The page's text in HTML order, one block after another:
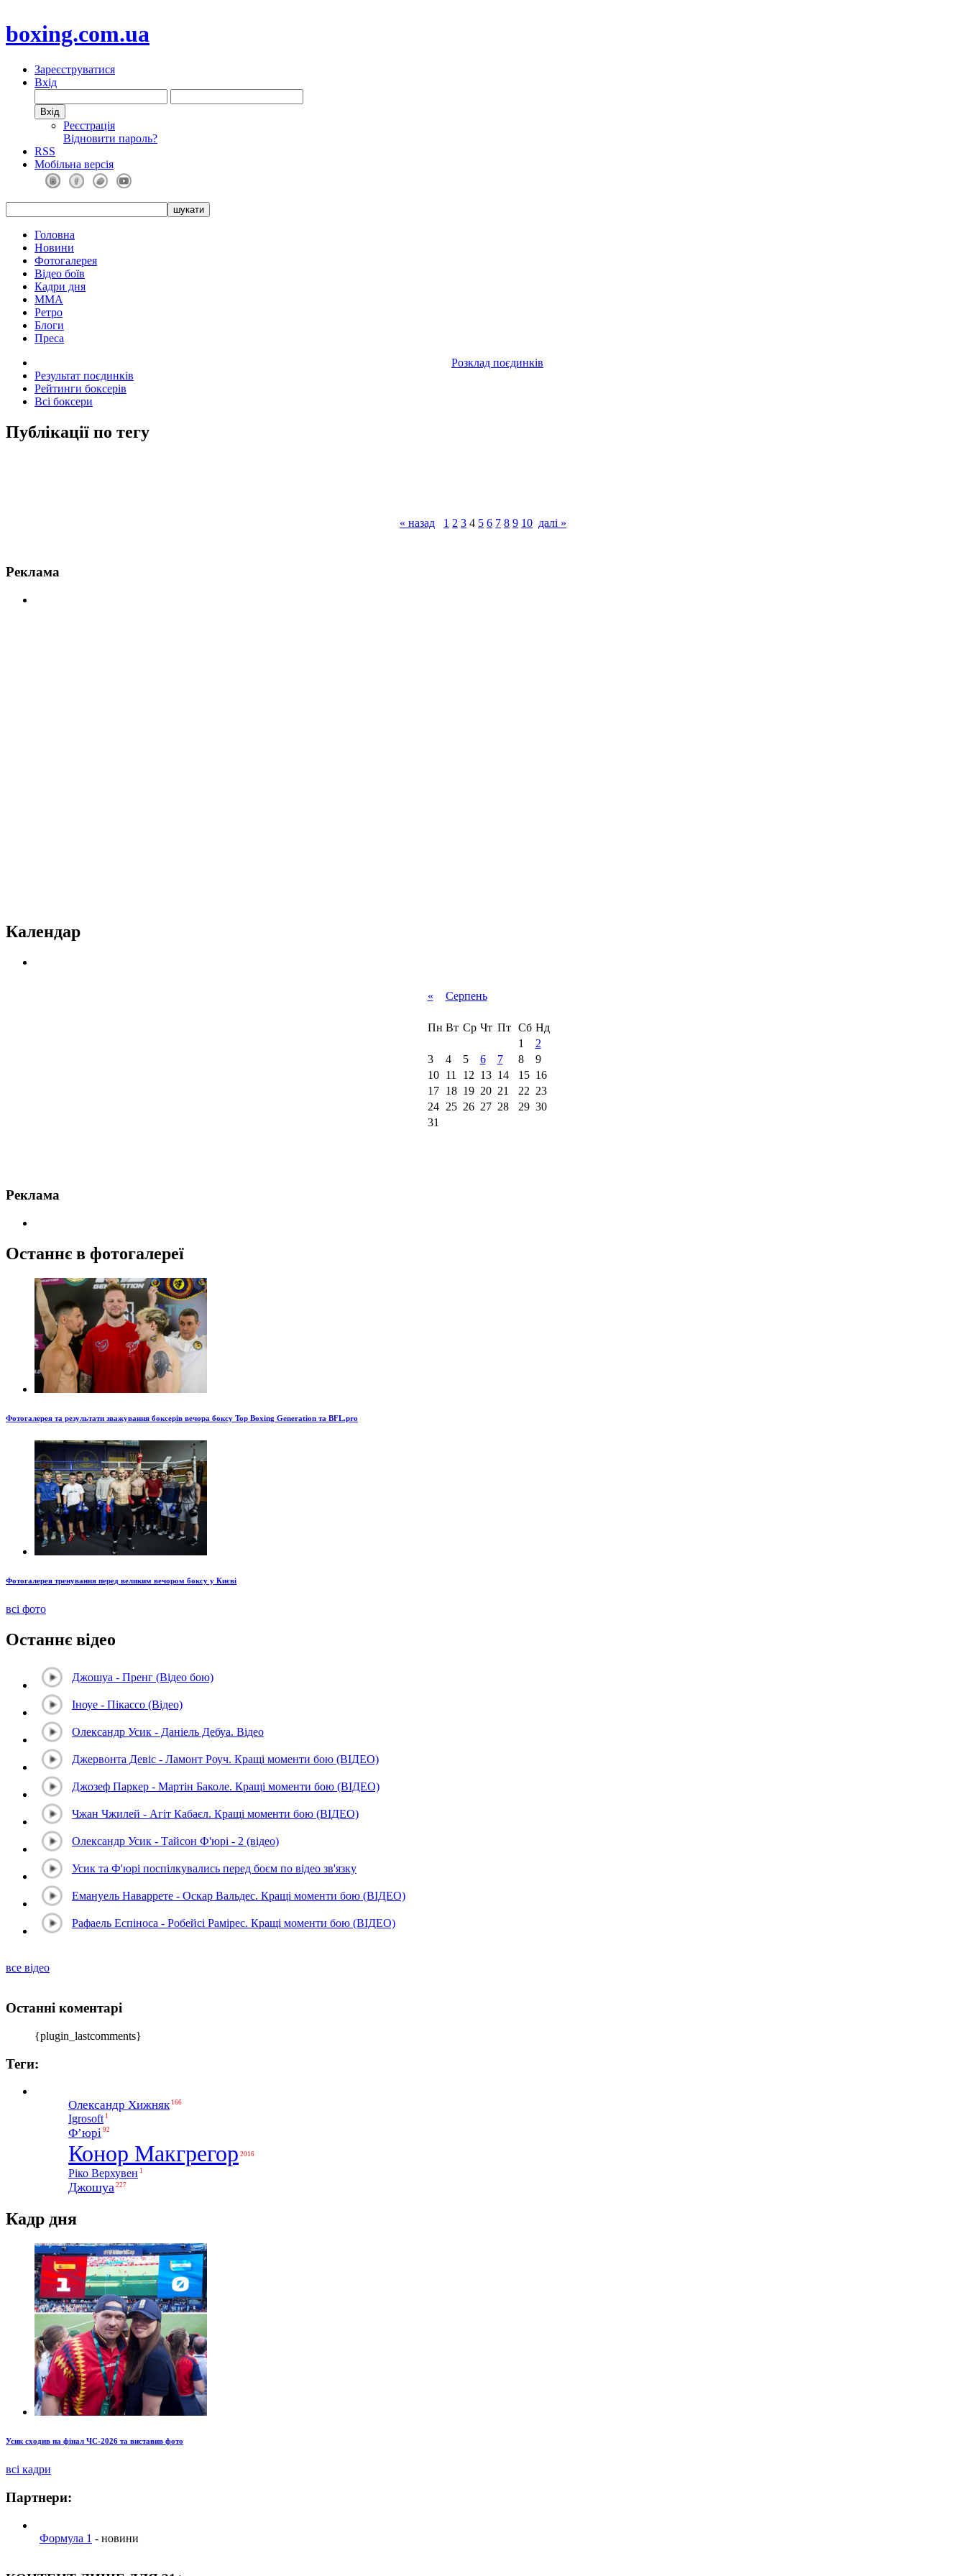
boxing.com.ua
Зареєструватися
Вхід
Реєстрація
Відновити пароль?
RSS
Мобільна версія
Головна
Новини
Фотогалерея
Відео боїв
Кадри дня
ММА
Ретро
Блоги
Преса
Розклад поєдинків
Результат поєдинків
Рейтинги боксерів
Всі боксери
Публікації по тегу
« назад 1 2 3 4 5 6 7 8 9 10 далі »
Реклама
Календар
« Серпень
Пн Вт Ср Чт Пт Сб Нд
1
2
3
4 5 6 7 8
9
10
11 12 13 14 15 16
17
18 19 20 21 22 23
24
25 26 27 28 29 30
31
Реклама
Останнє в фотогалереї
Фотогалерея та результати зважування боксерів вечора боксу Top Boxing Generation та BFL.pro
Фотогалерея тренування перед великим вечором боксу у Києві
всі фото
Останнє відео
Джошуа - Пренг (Відео бою)
Іноуе - Пікассо (Відео)
Олександр Усик - Даніель Дебуа. Відео
Джервонта Девіс - Ламонт Роуч. Кращі моменти бою (ВІДЕО)
Джозеф Паркер - Мартін Баколе. Кращі моменти бою (ВІДЕО)
Чжан Чжилей - Агіт Кабаєл. Кращі моменти бою (ВІДЕО)
Олександр Усик - Тайсон Ф'юрі - 2 (відео)
Усик та Ф'юрі поспілкувались перед боєм по відео зв'язку
Емануель Наваррете - Оскар Вальдес. Кращі моменти бою (ВІДЕО)
Рафаель Еспіноса - Робейсі Рамірес. Кращі моменти бою (ВІДЕО)
все відео
Останні коментарі
{plugin_lastcomments}
Теги:
Олександр Хижняк 166
Igrosoft 1
Ф’юрі 92
Конор Макгрегор 2016
Ріко Верхувен 1
Джошуа 227
Кадр дня
Усик сходив на фінал ЧС-2026 та виставив фото
всі кадри
Партнери:
Формула 1 - новини